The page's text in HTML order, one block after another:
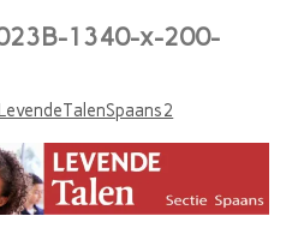
1340-x-200-